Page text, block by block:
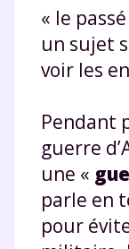
« le
un sujet
voir les
Pendant
guerre
une «
parle en
pour